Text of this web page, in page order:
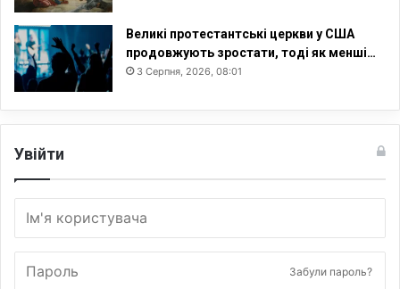
Великі протестантські церкви у США
продовжують зростати, тоді як менші…
3 Серпня, 2026, 08:01
Увійти
Забули пароль?